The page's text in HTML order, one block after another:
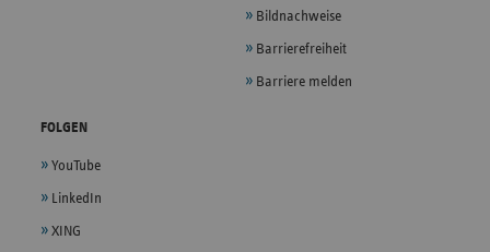
Bildnachweise
Barrierefreiheit
Barriere melden
FOLGEN
YouTube
LinkedIn
XING